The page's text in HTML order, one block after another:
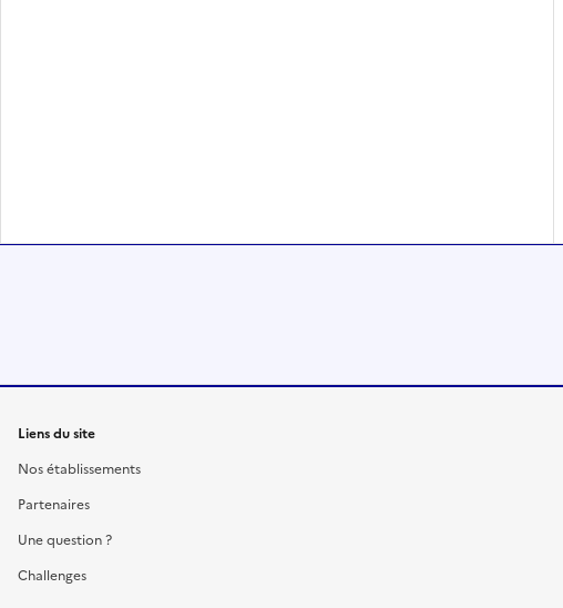
Liens du site
Nos établissements
Partenaires
Une question ?
Challenges